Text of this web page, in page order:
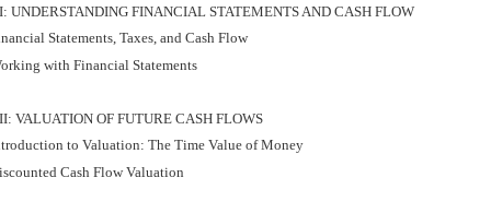
UNDERSTANDING FINANCIAL STATEMENTS AND CASH FLOW
Statements, Taxes, and Cash Flow
with Financial Statements
VALUATION OF FUTURE CASH FLOWS
to Valuation: The Time Value of Money
Cash Flow Valuation